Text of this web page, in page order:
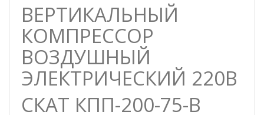
ВЕРТИКАЛЬНЫЙ
КОМПРЕССОР
ВОЗДУШНЫЙ
ЭЛЕКТРИЧЕСКИЙ 220В
СКАТ КПП-200-75-В